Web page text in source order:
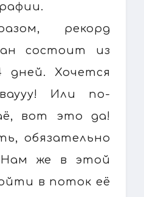
рекорд
состоит из
дней. Хочется
Или по-
вот это да!
обязательно
Нам же в этой
в поток её